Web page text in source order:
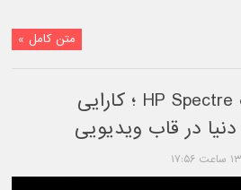
متن کامل »
تماشا کنید: لپ تاپ HP Spectre ؛ کارایی
در قاب ویدیویی